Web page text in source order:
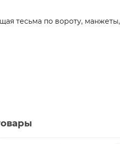
тесьма по вороту,